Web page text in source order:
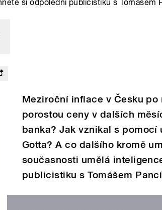
si odpolední publicistiku s Tomášem
Meziroční inflace v Česku
porostou ceny v dalších
banka? Jak vznikal s
Gotta? A co dalšího kromě
současnosti umělá
publicistiku s Tomášem